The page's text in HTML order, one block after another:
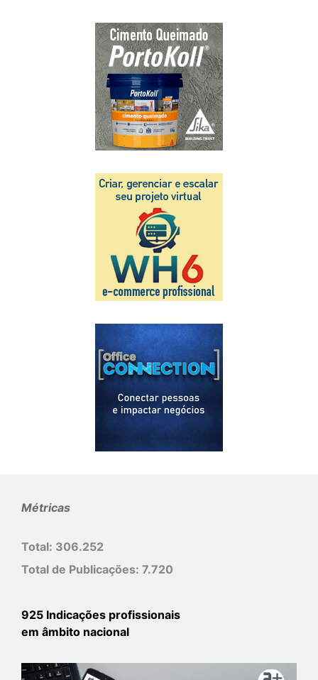
Métricas
Total: 306.252
Total de Publicações: 7.720
925 Indicações profissionais
em âmbito nacional